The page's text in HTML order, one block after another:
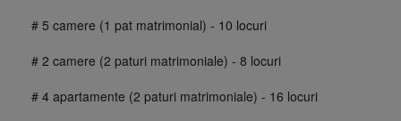
# 5 camere (1 pat matrimonial) - 10 locuri
# 2 camere (2 paturi matrimoniale) - 8 locuri
# 4 apartamente (2 paturi matrimoniale) - 16 locuri